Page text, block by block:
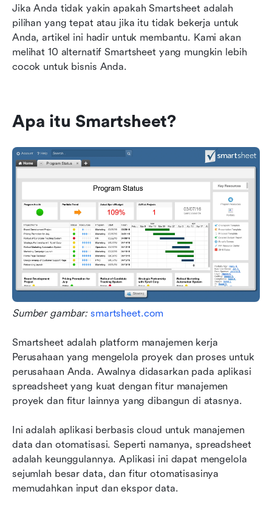
Jika Anda tidak yakin apakah Smartsheet adalah
pilihan yang tepat atau jika itu tidak bekerja untuk
Anda, artikel ini hadir untuk membantu. Kami akan
melihat 10 alternatif Smartsheet yang mungkin lebih
cocok untuk bisnis Anda.
Apa itu Smartsheet?
Sumber gambar: smartsheet.com
Smartsheet adalah platform manajemen kerja
Perusahaan yang mengelola proyek dan proses untuk
perusahaan Anda. Awalnya didasarkan pada aplikasi
spreadsheet yang kuat dengan fitur manajemen
proyek dan fitur lainnya yang dibangun di atasnya.
Ini adalah aplikasi berbasis cloud untuk manajemen
data dan otomatisasi. Seperti namanya, spreadsheet
adalah keunggulannya. Aplikasi ini dapat mengelola
sejumlah besar data, dan fitur otomatisasinya
memudahkan input dan ekspor data.
Pemikiran akhir tentang menemukan alternatif
Smartsheet terbaik